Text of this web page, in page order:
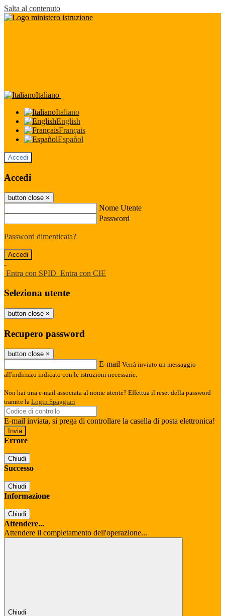
Salta al contenuto
Italiano
Italiano
English
Français
Español
Accedi
Accedi
button close ×
Nome Utente
Password
Password dimenticata?
-
Entra con SPID Entra con CIE
Seleziona utente
button close ×
Recupero password
button close ×
E-mail Verrà inviato un messaggio
all'indirizzo indicato con le istruzioni necessarie.
Non hai una e-mail associata al nome utente? Effettua il reset della password
tramite la Login Spaggiari
E-mail inviata, si prega di controllare la casella di posta elettronica!
Errore
Chiudi
Successo
Chiudi
Informazione
Chiudi
Attendere...
Attendere il completamento dell'operazione...
Chiudi